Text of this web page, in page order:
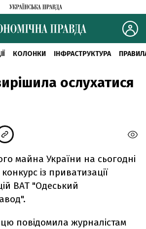
КОЛОНКИ ІНФРАСТРУКТУРА
ослухатися
майна України на сьогодні
із приватизації
ВАТ "Одеський
повідомила журналістам